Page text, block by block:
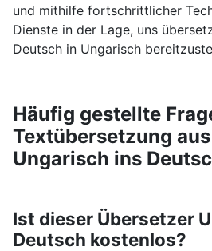
und mithilfe fortschrittlicher
Dienste in der Lage, uns
Deutsch in Ungarisch
Häufig gestellte
Textübersetzung
Ungarisch ins
Ist dieser Übersetzer
Deutsch kostenlos?